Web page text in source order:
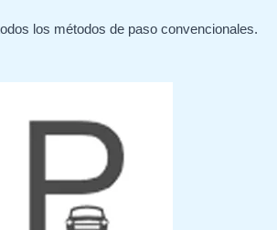
los métodos de paso convencionales.